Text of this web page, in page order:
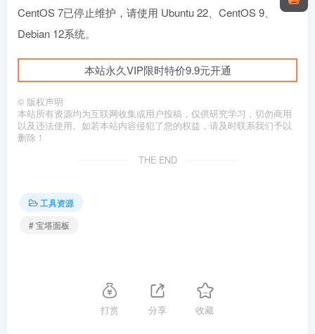
CentOS 7已停止维护，请使用 Ubuntu 22、CentOS 9、
Debian 12系统。
本站永久VIP限时特价9.9元开通
© 版权声明
本站所有资源均为互联网收集或用户投稿，仅供研究学习，切勿商用
以及违法使用。如若本站内容侵犯了您的权益，请及时联系我们予以
删除！
THE END
工具资源
# 宝塔面板
打赏 分享 收藏